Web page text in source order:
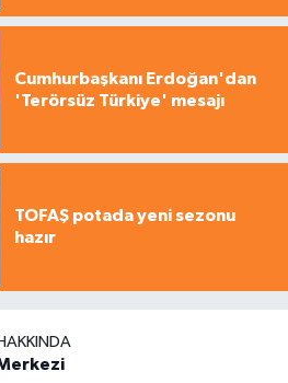
Cumhurbaşkanı Erdoğan'dan
'Terörsüz Türkiye' mesajı
TOFAŞ potada yeni sezonu
hazır